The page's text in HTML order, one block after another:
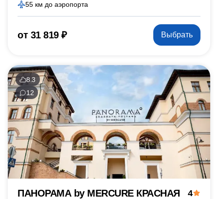
55 км до аэропорта
от 31 819 ₽ Выбрать
8.3
12
ПАНОРАМА by MERCURE КРАСНАЯ
4